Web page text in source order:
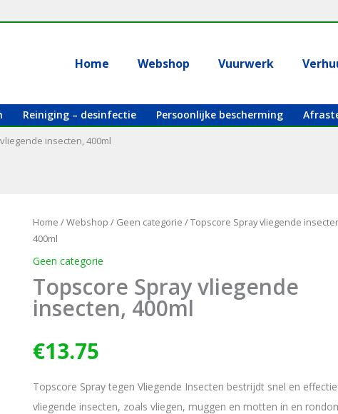
Home Webshop Vuurwerk
Reiniging – desinfectie Persoonlijke bescherming
insecten, 400ml
Home /Webshop / Geen categorie / Topscore Spray vliegende
400ml
Geen categorie
Topscore Spray vliegende
insecten, 400ml
€13.75
Topscore Spray tegen Vliegende Insecten bestrijdt snel en
vliegende insecten, zoals vliegen, muggen en motten in en